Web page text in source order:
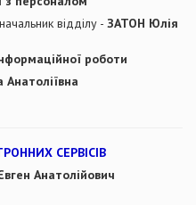
відділу - ЗАТОН Юлія
роботи
Анатоліївна
СЕРВІСІВ
Анатолійович